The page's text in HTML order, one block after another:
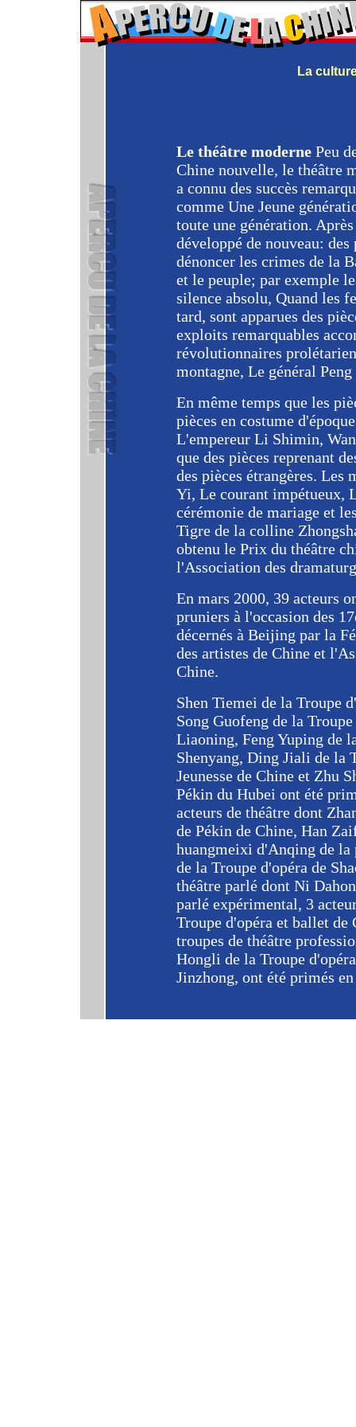
La
Le théâtre moderne Peu
Chine nouvelle, le théâtre
a connu des succès
comme Une Jeune
toute une génération.
développé de nouveau:
dénoncer les crimes de la
et le peuple; par exemple
silence absolu, Quand les
tard, sont apparues des
exploits remarquables
révolutionnaires
montagne, Le général
En même temps que les
pièces en costume
L'empereur Li Shimin,
que des pièces reprenant
des pièces étrangères. Les
Yi, Le courant impétueux,
cérémonie de mariage et
Tigre de la colline
obtenu le Prix du théâtre
l'Association des
En mars 2000, 39 acteurs
pruniers à l'occasion des
décernés à Beijing par la
des artistes de Chine et
Chine.
Shen Tiemei de la Troupe
Song Guofeng de la
Liaoning, Feng Yuping de
Shenyang, Ding Jiali de la
Jeunesse de Chine et Zhu
Pékin du Hubei ont été
acteurs de théâtre dont
de Pékin de Chine, Han
huangmeixi d'Anqing de
de la Troupe d'opéra de
théâtre parlé dont Ni
parlé expérimental, 3
Troupe d'opéra et ballet de
troupes de théâtre
Hongli de la Troupe
Jinzhong, ont été primés